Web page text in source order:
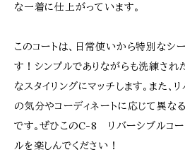
な一着に仕上がっています。
このコートは、日常使いから特別なシ
す！シンプルでありながらも洗練され
なスタイリングにマッチします。また、
の気分やコーディネートに応じて異な
です。ぜひこのC-8 リバーシブルコー
ルを楽しんでください！